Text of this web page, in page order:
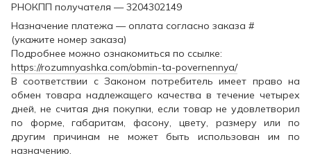
РНОКПП получателя — 3204302149
Назначение платежа — оплата согласно заказа #
(укажите номер заказа)
Подробнее можно ознакомиться по ссылке:
https://rozumnyashka.com/obmin-ta-povernennya/
В соответствии с Законом потребитель имеет право на
обмен товара надлежащего качества в течение четырех
дней, не считая дня покупки, если товар не удовлетворил
по форме, габаритам, фасону, цвету, размеру или по
другим причинам не может быть использован им по
назначению.